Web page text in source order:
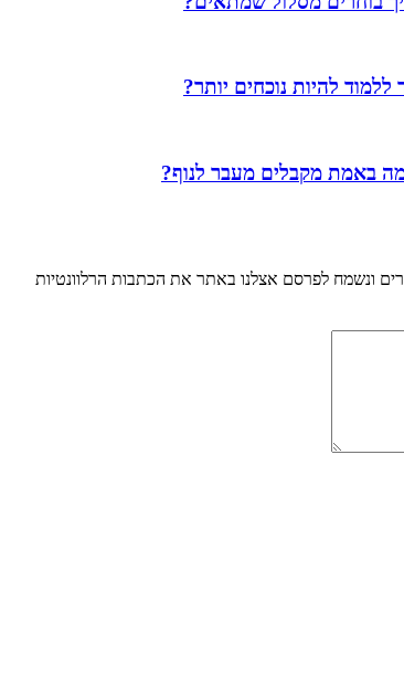
להיות נוכחים יותר?
באמת מקבלים מעבר לנוף?
ונשמח לפרסם אצלנו באתר את הכתבות הרלוונטיות